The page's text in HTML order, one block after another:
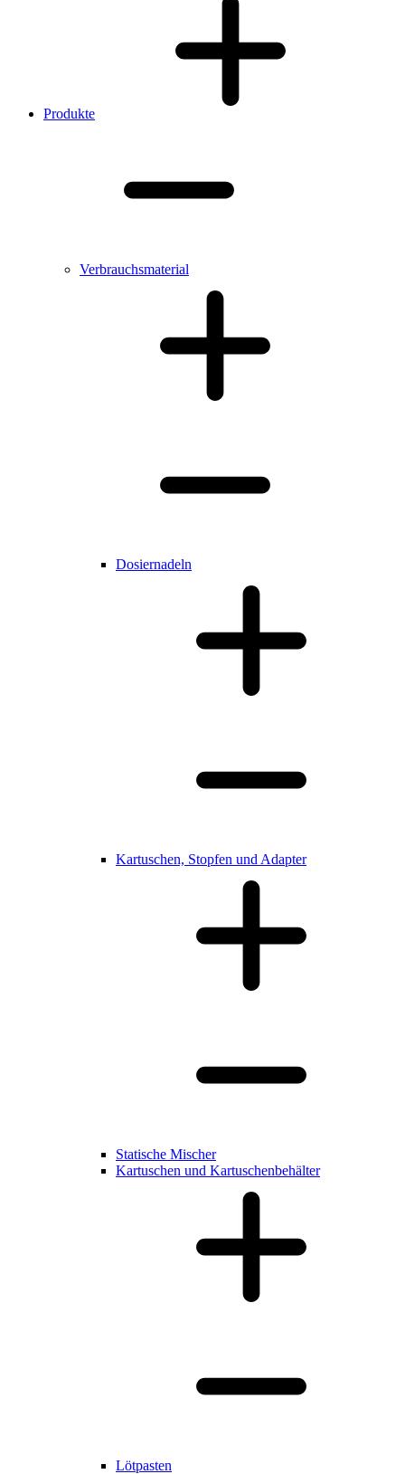
Produkte
Verbrauchsmaterial
Dosiernadeln
Kartuschen, Stopfen und Adapter
Statische Mischer
Kartuschen und Kartuschenbehälter
Lötpasten